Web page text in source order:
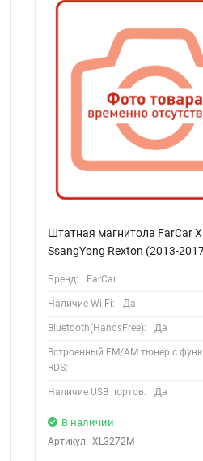
Штатная магнитола FarCar
SsangYong Rexton (2013-
Бренд: FarCar
Наличие Wi-Fi: Да
Bluetooth(HandsFree): Да
Встроенный FM/AM тюнер с
RDS:
Наличие USB портов: Да
В наличии
Артикул: XL3272M